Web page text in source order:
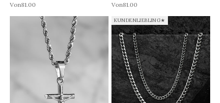
REA-pris
Von81.00
REA-pris
Von81.00
KUNDENLIEBLING★